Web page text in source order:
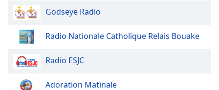
Godseye Radio
Radio Nationale Catholique Relais Bouake
Radio ESJC
Adoration Matinale